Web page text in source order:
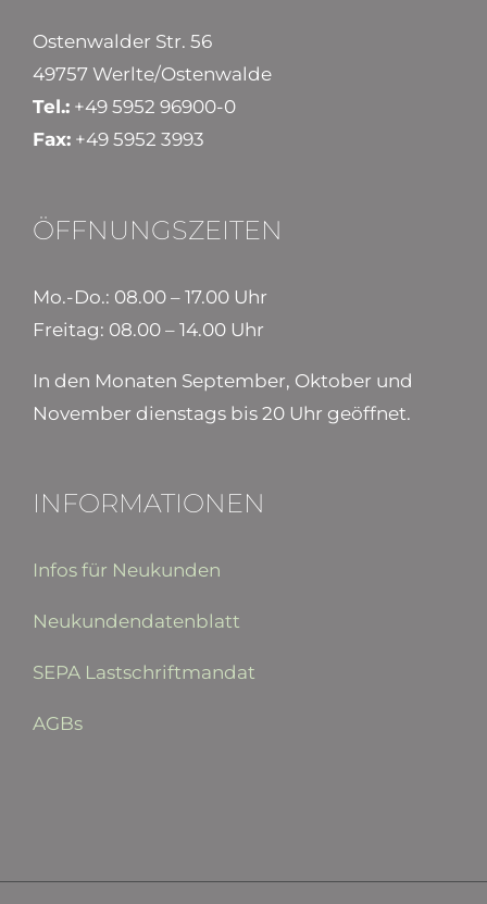
Ostenwalder Str. 56
49757 Werlte/Ostenwalde
Tel.: +49 5952 96900-0
Fax: +49 5952 3993
ÖFFNUNGSZEITEN
Mo.-Do.: 08.00 – 17.00 Uhr
Freitag: 08.00 – 14.00 Uhr
In den Monaten September, Oktober und
November dienstags bis 20 Uhr geöffnet.
INFORMATIONEN
Infos für Neukunden
Neukundendatenblatt
SEPA Lastschriftmandat
AGBs